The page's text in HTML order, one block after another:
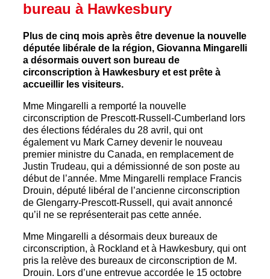
bureau à Hawkesbury
Plus de cinq mois après être devenue la nouvelle
députée libérale de la région, Giovanna Mingarelli
a désormais ouvert son bureau de
circonscription à Hawkesbury et est prête à
accueillir les visiteurs.
Mme Mingarelli a remporté la nouvelle
circonscription de Prescott-Russell-Cumberland lors
des élections fédérales du 28 avril, qui ont
également vu Mark Carney devenir le nouveau
premier ministre du Canada, en remplacement de
Justin Trudeau, qui a démissionné de son poste au
début de l’année. Mme Mingarelli remplace Francis
Drouin, député libéral de l’ancienne circonscription
de Glengarry-Prescott-Russell, qui avait annoncé
qu’il ne se représenterait pas cette année.
Mme Mingarelli a désormais deux bureaux de
circonscription, à Rockland et à Hawkesbury, qui ont
pris la relève des bureaux de circonscription de M.
Drouin. Lors d’une entrevue accordée le 15 octobre